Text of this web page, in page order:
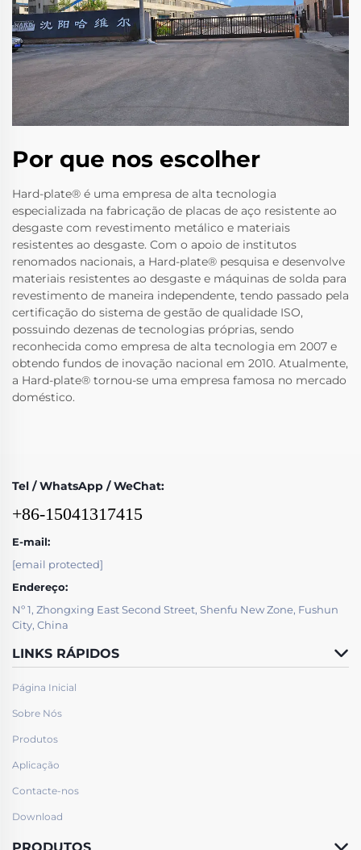
Por que nos escolher
Hard-plate® é uma empresa de alta tecnologia
especializada na fabricação de placas de aço resistente ao
desgaste com revestimento metálico e materiais
resistentes ao desgaste. Com o apoio de institutos
renomados nacionais, a Hard-plate® pesquisa e desenvolve
materiais resistentes ao desgaste e máquinas de solda para
revestimento de maneira independente, tendo passado pela
certificação do sistema de gestão de qualidade ISO,
possuindo dezenas de tecnologias próprias, sendo
reconhecida como empresa de alta tecnologia em 2007 e
obtendo fundos de inovação nacional em 2010. Atualmente,
a Hard-plate® tornou-se uma empresa famosa no mercado
doméstico.
Tel / WhatsApp / WeChat:
+86-15041317415
E-mail:
[email protected]
Endereço:
Nº 1, Zhongxing East Second Street, Shenfu New Zone, Fushun
City, China
LINKS RÁPIDOS
Página Inicial
Sobre Nós
Produtos
Aplicação
Contacte-nos
Download